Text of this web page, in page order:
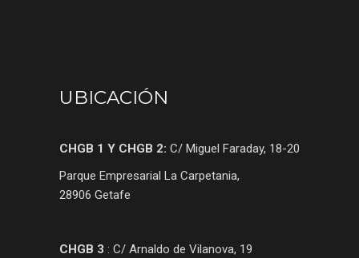
UBICACIÓN
CHGB 1 Y CHGB 2: C/ Miguel Faraday, 18-20
Parque Empresarial La Carpetania,
28906 Getafe
CHGB 3 : C/ Arnaldo de Vilanova, 19